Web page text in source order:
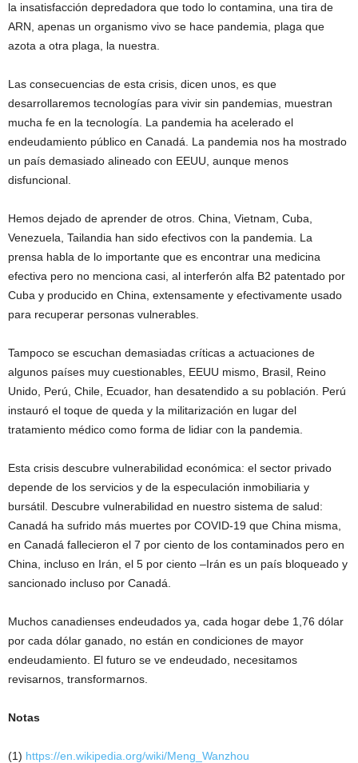
la insatisfacción depredadora que todo lo contamina, una tira de
ARN, apenas un organismo vivo se hace pandemia, plaga que
azota a otra plaga, la nuestra.
Las consecuencias de esta crisis, dicen unos, es que
desarrollaremos tecnologías para vivir sin pandemias, muestran
mucha fe en la tecnología. La pandemia ha acelerado el
endeudamiento público en Canadá. La pandemia nos ha mostrado
un país demasiado alineado con EEUU, aunque menos
disfuncional.
Hemos dejado de aprender de otros. China, Vietnam, Cuba,
Venezuela, Tailandia han sido efectivos con la pandemia. La
prensa habla de lo importante que es encontrar una medicina
efectiva pero no menciona casi, al interferón alfa B2 patentado por
Cuba y producido en China, extensamente y efectivamente usado
para recuperar personas vulnerables.
Tampoco se escuchan demasiadas críticas a actuaciones de
algunos países muy cuestionables, EEUU mismo, Brasil, Reino
Unido, Perú, Chile, Ecuador, han desatendido a su población. Perú
instauró el toque de queda y la militarización en lugar del
tratamiento médico como forma de lidiar con la pandemia.
Esta crisis descubre vulnerabilidad económica: el sector privado
depende de los servicios y de la especulación inmobiliaria y
bursátil. Descubre vulnerabilidad en nuestro sistema de salud:
Canadá ha sufrido más muertes por COVID-19 que China misma,
en Canadá fallecieron el 7 por ciento de los contaminados pero en
China, incluso en Irán, el 5 por ciento –Irán es un país bloqueado y
sancionado incluso por Canadá.
Muchos canadienses endeudados ya, cada hogar debe 1,76 dólar
por cada dólar ganado, no están en condiciones de mayor
endeudamiento. El futuro se ve endeudado, necesitamos
revisarnos, transformarnos.
Notas
(1) https://en.wikipedia.org/wiki/Meng_Wanzhou